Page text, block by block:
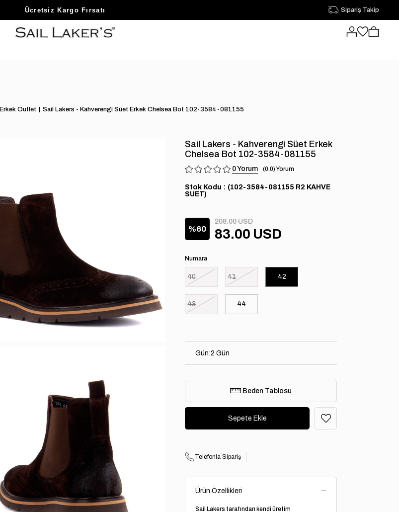
Sezon Sonu Fırsatlarını Keşfet Sipariş Takip
Erkek Outlet Sail Lakers - Kahverengi Süet Erkek Chelsea Bot 102-3584-081155
Sail Lakers - Kahverengi Süet Erkek
Chelsea Bot 102-3584-081155
0 0.0
Stok Kodu
(102-3584-081155 R2 KAHVE
SUET)
60
208.00 USD
83.00 USD
Numara
40 41 42
43 44
Gün:2 Gün
Beden Tablosu
Telefonla Sipariş
Ürün Özellikleri
Sail Lakers tarafından kendi üretim